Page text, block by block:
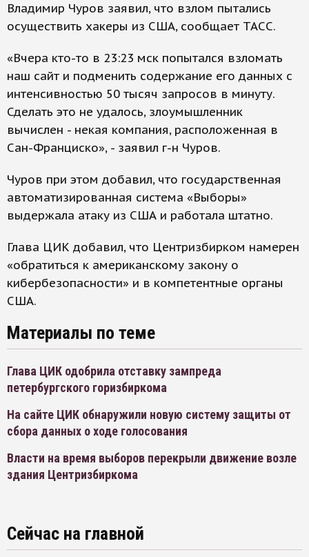
Владимир Чуров заявил, что взлом пытались
осуществить хакеры из США, сообщает ТАСС.
«Вчера кто-то в 23:23 мск попытался взломать
наш сайт и подменить содержание его данных с
интенсивностью 50 тысяч запросов в минуту.
Сделать это не удалось, злоумышленник
вычислен - некая компания, расположенная в
Сан-Франциско», - заявил г-н Чуров.
Чуров при этом добавил, что государственная
автоматизированная система «Выборы»
выдержала атаку из США и работала штатно.
Глава ЦИК добавил, что Центризбирком намерен
«обратиться к американскому закону о
кибербезопасности» и в компетентные органы
США.
Материалы по теме
Глава ЦИК одобрила отставку зампреда
петербургского горизбиркома
На сайте ЦИК обнаружили новую систему защиты от
сбора данных о ходе голосования
Власти на время выборов перекрыли движение возле
здания Центризбиркома
Сейчас на главной